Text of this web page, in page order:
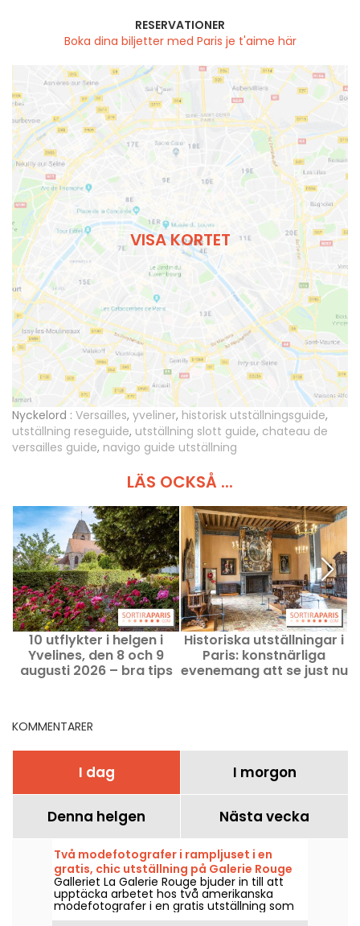
RESERVATIONER
Boka dina biljetter med Paris je t'aime här
VISA KORTET
Nyckelord : Versailles, yveliner, historisk utställningsguide,
utställning reseguide, utställning slott guide, chateau de
versailles guide, navigo guide utställning
LÄS OCKSÅ ...
10 utflykter i helgen i
Yvelines, den 8 och 9
augusti 2026 – bra tips
Historiska utställningar i
Paris: konstnärliga
evenemang att se just nu
KOMMENTARER
I dag I morgon
Denna helgen Nästa vecka
Två modefotografer i rampljuset i en
gratis, chic utställning på Galerie Rouge
Galleriet La Galerie Rouge bjuder in till att
upptäcka arbetet hos två amerikanska
modefotografer i en gratis utställning som
visas 29 maj–19 september 2026.